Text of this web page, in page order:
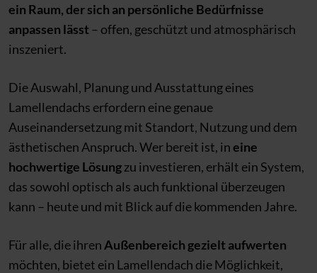
ein Raum, der sich an persönliche Bedürfnisse
anpassen lässt– offen, geschützt und atmosphärisch
inszeniert.
Die Auswahl, Planung und Ausstattung eines
Lamellendachs erfordern eine genaue
Auseinandersetzung mit Standort, Nutzung und dem
ästhetischen Anspruch. Wer bereit ist, ineine
hochwertige Lösungzu investieren, erhält ein System,
das sowohl optisch als auch funktional überzeugen
kann – heute und mit Blick auf die kommenden Jahre.
Für alle, die ihren Außenbereich gezielt aufwerten
möchten, bietet ein Lamellendach die Möglichkeit,